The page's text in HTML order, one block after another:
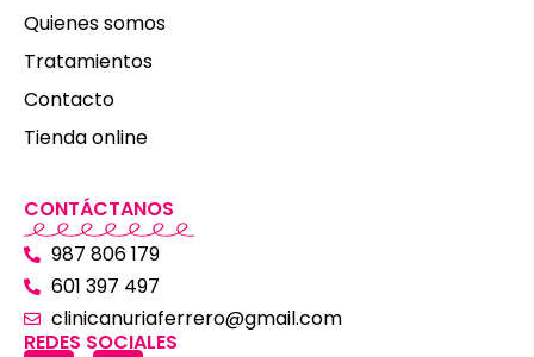
Quienes somos
Tratamientos
Contacto
Tienda online
CONTÁCTANOS
987 806 179
601 397 497
clinicanuriaferrero@gmail.com
REDES SOCIALES